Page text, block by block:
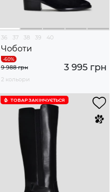
36 37 38 39 40
Чоботи
3 995 грн
9 988 грн
2 кольори
ТОВАР ЗАКІНЧУЄTЬСЯ